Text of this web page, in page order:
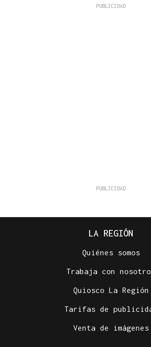
LA REGIÓN
Quiénes somos
Trabaja con
Quiosco La Región
Tarifas de
Venta de imágenes